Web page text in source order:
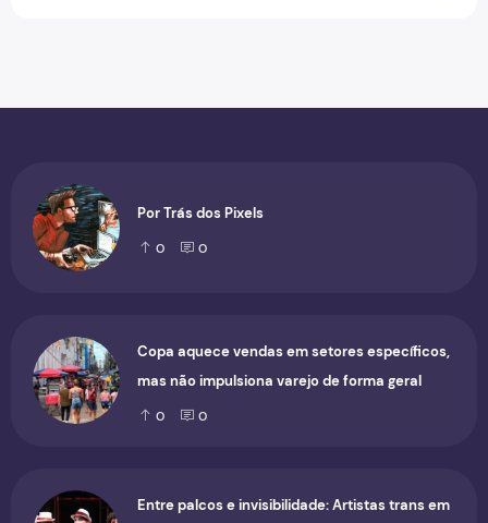
Por Trás dos Pixels
0 0
Copa aquece vendas em setores específicos,
mas não impulsiona varejo de forma geral
0 0
Entre palcos e invisibilidade: Artistas trans em